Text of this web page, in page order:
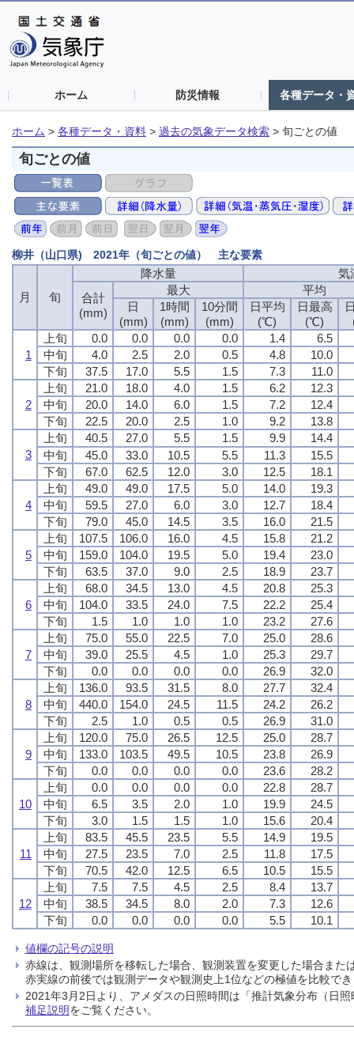
ホーム 防災情報 各種データ・
ホーム > 各種データ・資料 > 過去の気象データ検索 > 旬ごとの値
旬ごとの値
柳井（山口県) 2021年（旬ごとの値） 主な要素
月 旬
降水量
気
合計
(mm)
最大
平均
日
(mm)
1時間
(mm)
10分間
(mm)
日平均
(℃)
日最高
(℃)
1
上旬 0.0 0.0 0.0 0.0 1.4
6.5
中旬
4.0 2.5 2.0 0.5 4.8
10.0
下旬
37.5 17.0 5.5 1.5 7.3 11.0
2
上旬 21.0 18.0 4.0 1.5 6.2
12.3
中旬
20.0 14.0 6.0 1.5 7.2
12.4
下旬
22.5 20.0 2.5 1.0 9.2 13.8
3
上旬 40.5 27.0 5.5 1.5 9.9
14.4
中旬
45.0 33.0 10.5 5.5 11.3
15.5
下旬
67.0 62.5 12.0 3.0 12.5 18.1
4
上旬 49.0 49.0 17.5 5.0 14.0
19.3
中旬
59.5 27.0 6.0 3.0 12.7
18.4
下旬
79.0 45.0 14.5 3.5 16.0 21.5
5
上旬 107.5 106.0 16.0 4.5 15.8
21.2
中旬
159.0 104.0 19.5 5.0 19.4
23.0
下旬
63.5 37.0 9.0 2.5 18.9 23.7
6
上旬 68.0 34.5 13.0 4.5 20.8
25.3
中旬
104.0 33.5 24.0 7.5 22.2
25.4
下旬
1.5 1.0 1.0 1.0 23.2 27.6
7
上旬 75.0 55.0 22.5 7.0 25.0
28.6
中旬
39.0 25.5 4.5 1.0 25.3
29.7
下旬
0.0 0.0 0.0 0.0 26.9 32.0
8
上旬 136.0 93.5 31.5 8.0 27.7
32.4
中旬
440.0 154.0 24.5 11.5 24.2
26.2
下旬
2.5 1.0 0.5 0.5 26.9 31.0
9
上旬 120.0 75.0 26.5 12.5 25.0
28.7
中旬
133.0 103.5 49.5 10.5 23.8
26.9
下旬
0.0 0.0 0.0 0.0 23.6 28.2
10
上旬 0.0 0.0 0.0 0.0 22.8
28.7
中旬
6.5 3.5 2.0 1.0 19.9
24.5
下旬
3.0 1.5 1.5 1.0 15.6 20.4
11
上旬 83.5 45.5 23.5 5.5 14.9
19.5
中旬
27.5 23.5 7.0 2.5 11.8
17.5
下旬
70.5 42.0 12.5 6.5 10.5 15.5
12
上旬 7.5 7.5 4.5 2.5 8.4
13.7
中旬
38.5 34.5 8.0 2.0 7.3
12.6
下旬
0.0 0.0 0.0 0.0 5.5 10.1
値欄の記号の説明
赤線は、観測場所を移転した場合、観測装置を変更した場合ま
赤実線の前後では観測データや観測史上1位などの極値を比較で
2021年3月2日より、アメダスの日照時間は「推計気象分布（日
補足説明をご覧ください。